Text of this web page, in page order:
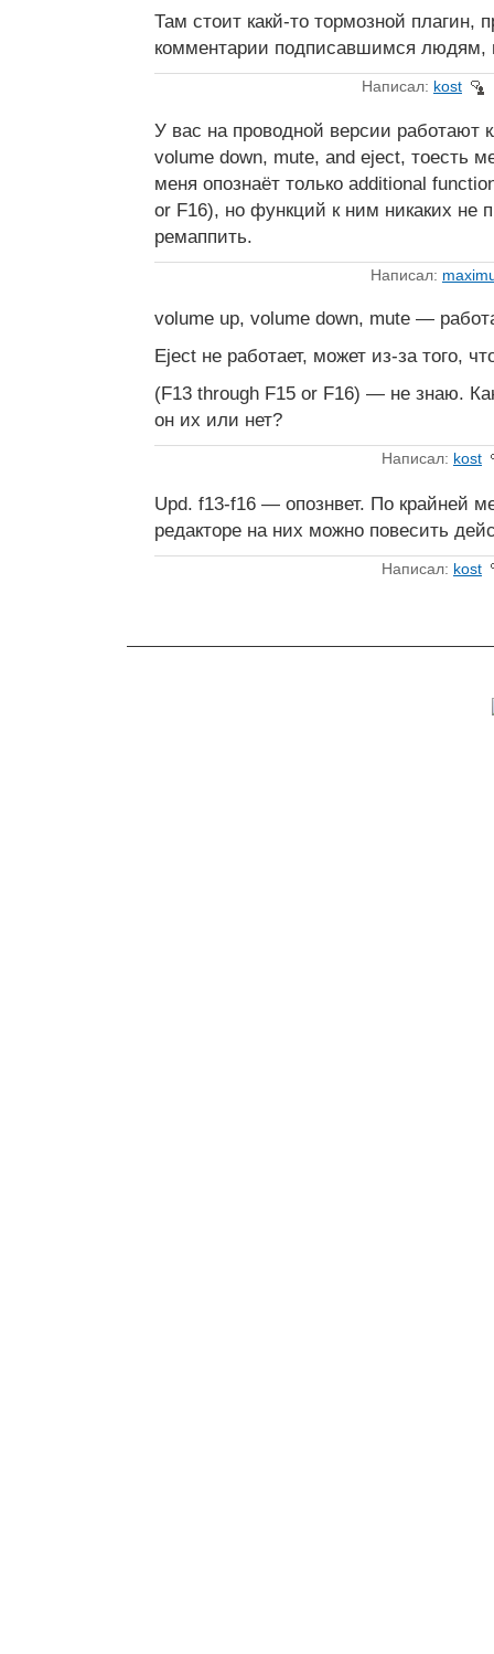
Там стоит какй-то тормозной плагин,
комментарии подписавшимся людям,
Написал: kost
У вас на проводной версии работают
volume down, mute, and eject, тоесть
меня опознаёт только аdditional
or F16), но функций к ним никаких не
ремаппить.
Написал:
volume up, volume down, mute —
Eject не работает, может из-за того,
(F13 through F15 or F16) — не знаю.
он их или нет?
Написал: kost
Upd. f13-f16 — опознвет. По крайней
редакторе на них можно повесить
Написал: kost